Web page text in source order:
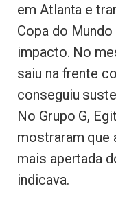
em Atlanta e
Copa do
impacto. No
saiu na frente
conseguiu
No Grupo G,
mostraram que
mais apertada
indicava.